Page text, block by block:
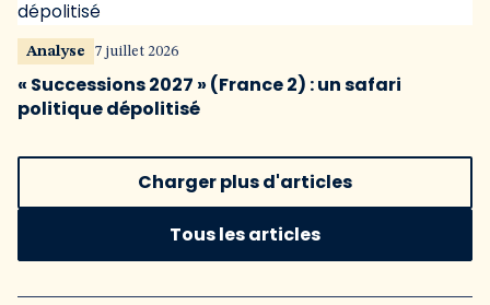
Analyse 7 juillet 2026
« Successions 2027 » (France 2) : un safari
politique dépolitisé
Charger plus d'articles
Tous les articles